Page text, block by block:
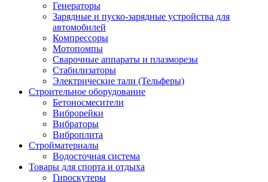
Генераторы
Зарядные и пуско-зарядные устройства для
автомобилей
Компрессоры
Мотопомпы
Сварочные аппараты и плазморезы
Стабилизаторы
Электрические тали (Тельферы)
Строительное оборудование
Бетоносмесители
Виброрейки
Вибраторы
Виброплита
Стройматериалы
Водосточная система
Товары для спорта и отдыха
Гироскутеры